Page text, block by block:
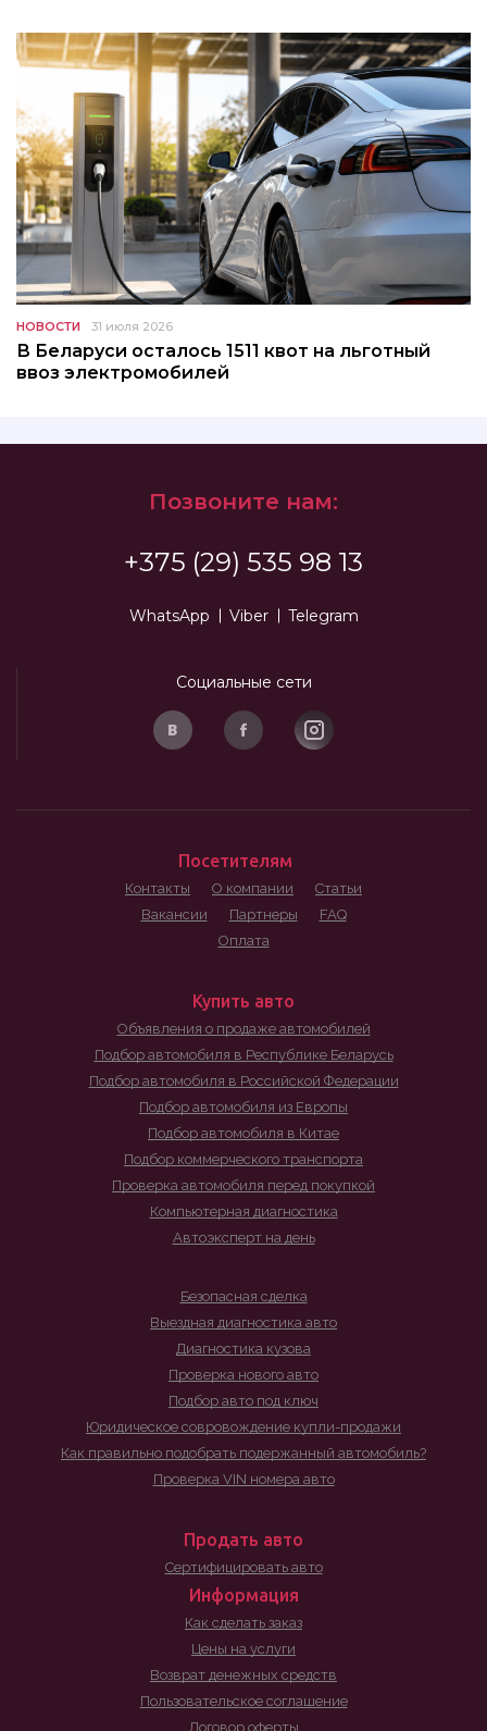
НОВОСТИ 31 июля 2026
В Беларуси осталось 1511 квот на льготный
ввоз электромобилей
Позвоните нам:
+375 (29) 535 98 13
WhatsApp Viber Telegram
Социальные сети
Посетителям
Контакты О компании
Статьи
Вакансии
Партнеры
FAQ
Оплата
Купить авто
Объявления о продаже автомобилей
Подбор автомобиля в Республике Беларусь
Подбор автомобиля в Российской Федерации
Подбор автомобиля из Европы
Подбор автомобиля в Китае
Подбор коммерческого транспорта
Проверка автомобиля перед покупкой
Компьютерная диагностика
Автоэксперт на день
Безопасная сделка
Выездная диагностика авто
Диагностика кузова
Проверка нового авто
Подбор авто под ключ
Юридическое совровождение купли-продажи
Как правильно подобрать подержанный автомобиль?
Проверка VIN номера авто
Продать авто
Сертифицировать авто
Информация
Как сделать заказ
Цены на услуги
Возврат денежных средств
Пользовательское соглашение
Договор оферты